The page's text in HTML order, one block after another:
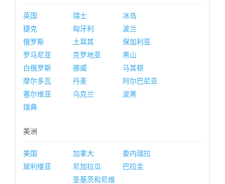
英国 瑞士
冰岛
捷克
匈牙利
波兰
俄罗斯
土耳其
保加利亚
罗马尼亚
克罗地亚
黑山
白俄罗斯
挪威
马其顿
摩尔多瓦
丹麦
阿尔巴尼亚
塞尔维亚
乌克兰
波黑
瑞典
美洲
美国 加拿大
委内瑞拉
玻利维亚
尼加拉瓜 巴拉圭
圣基茨和尼维